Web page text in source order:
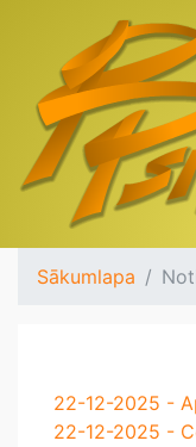
Sākumlapa
22-12-2025 -
22-12-2025 -